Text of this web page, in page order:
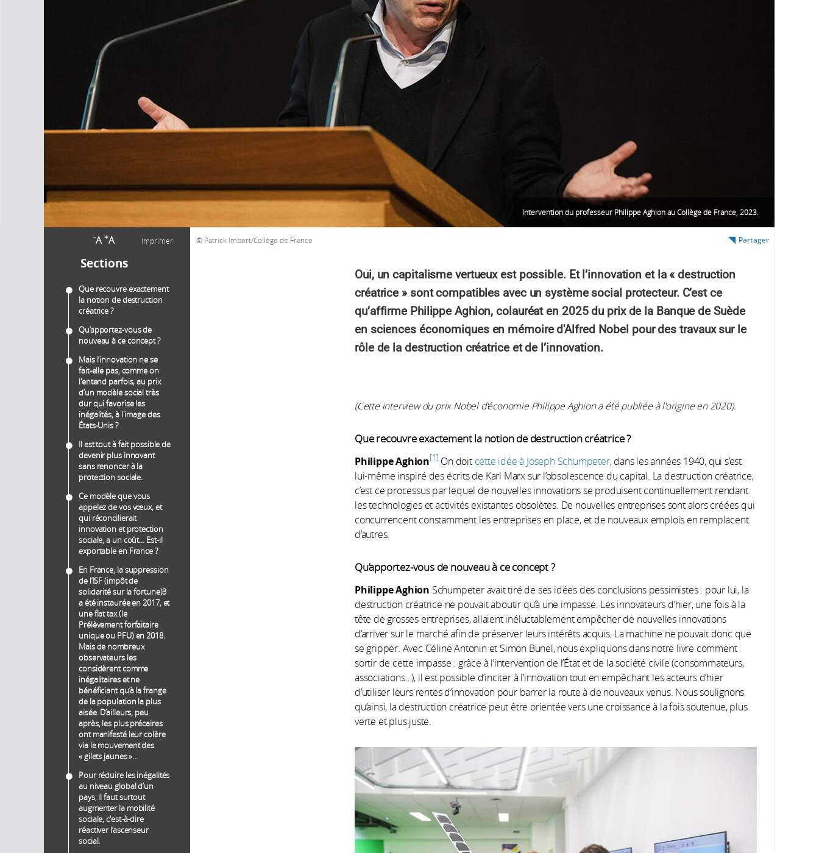
-A +A Imprimer
Sections
Que recouvre exactement
la notion de destruction
créatrice ?
Qu’apportez-vous de
nouveau à ce concept ?
Mais l’innovation ne se
fait-elle pas, comme on
l'entend parfois, au prix
d’un modèle social très
dur qui favorise les
inégalités, à l'image des
États-Unis ?
Il est tout à fait possible de
devenir plus innovant
sans renoncer à la
protection sociale.
Ce modèle que vous
appelez de vos vœux, et
qui réconcilierait
innovation et protection
sociale, a un coût… Est-il
exportable en France ?
En France, la suppression
de l’ISF (impôt de
solidarité sur la fortune)3
a été instaurée en 2017, et
une flat tax (le
Prélèvement forfaitaire
unique ou PFU) en 2018.
Mais de nombreux
observateurs les
considèrent comme
inégalitaires et ne
bénéficiant qu’à la frange
de la population la plus
aisée. D’ailleurs, peu
après, les plus précaires
ont manifesté leur colère
via le mouvement des
« gilets jaunes »…
Pour réduire les inégalités
au niveau global d’un
pays, il faut surtout
augmenter la mobilité
sociale, c'est-à-dire
réactiver l’ascenseur
social.
Intervention du professeur Philippe Aghion au Collège de France, 2023.
Patrick Imbert/Collège de France Partager
Oui, un capitalisme vertueux est possible. Et l’innovation et la « destruction
créatrice » sont compatibles avec un système social protecteur. C’est ce
qu’affirme Philippe Aghion, colauréat en 2025 du prix de la Banque de Suède
en sciences économiques en mémoire d'Alfred Nobel pour des travaux sur le
rôle de la destruction créatrice et de l’innovation.
(Cette interview du prix Nobel d'économie Philippe Aghion a été publiée à l'origine en 2020).
Que recouvre exactement la notion de destruction créatrice ?
Philippe Aghion 1 On doit cette idée à Joseph Schumpeter, dans les années 1940, qui s’est
lui-même inspiré des écrits de Karl Marx sur l’obsolescence du capital. La destruction créatrice,
c’est ce processus par lequel de nouvelles innovations se produisent continuellement rendant
les technologies et activités existantes obsolètes. De nouvelles entreprises sont alors créées qui
concurrencent constamment les entreprises en place, et de nouveaux emplois en remplacent
d’autres.
Qu’apportez-vous de nouveau à ce concept ?
Philippe Aghion Schumpeter avait tiré de ses idées des conclusions pessimistes : pour lui, la
destruction créatrice ne pouvait aboutir qu’à une impasse. Les innovateurs d’hier, une fois à la
tête de grosses entreprises, allaient inéluctablement empêcher de nouvelles innovations
d’arriver sur le marché afin de préserver leurs intérêts acquis. La machine ne pouvait donc que
se gripper. Avec Céline Antonin et Simon Bunel, nous expliquons dans notre livre comment
sortir de cette impasse : grâce à l’intervention de l’État et de la société civile (consommateurs,
associations…), il est possible d’inciter à l’innovation tout en empêchant les acteurs d’hier
d’utiliser leurs rentes d’innovation pour barrer la route à de nouveaux venus. Nous soulignons
qu’ainsi, la destruction créatrice peut être orientée vers une croissance à la fois soutenue, plus
verte et plus juste.